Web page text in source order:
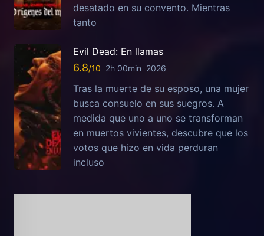
desatado en su convento. Mientras
tanto
Evil Dead: En llamas
6.8 2h 00min 2026
Tras la muerte de su esposo, una mujer
busca consuelo en sus suegros. A
medida que uno a uno se transforman
en muertos vivientes, descubre que los
votos que hizo en vida perduran
incluso